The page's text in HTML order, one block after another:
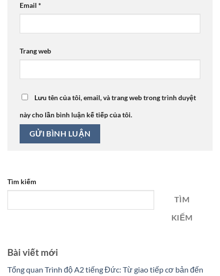
Email *
Trang web
Lưu tên của tôi, email, và trang web trong trình duyệt
này cho lần bình luận kế tiếp của tôi.
Tìm kiếm
TÌM
KIẾM
Bài viết mới
Tổng quan Trình độ A2 tiếng Đức: Từ giao tiếp cơ bản đến